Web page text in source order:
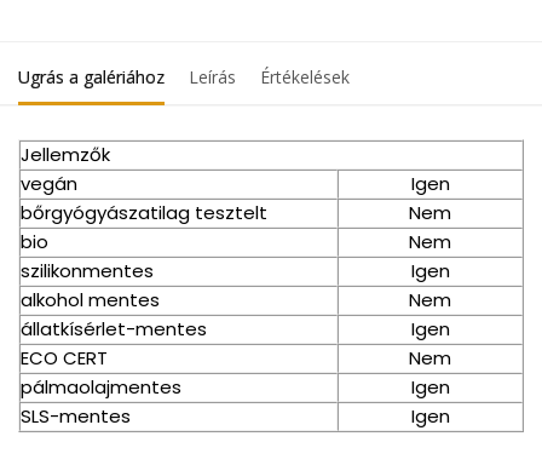
Ugrás a galériához Leírás Értékelések
Jellemzők
vegán
Igen
bőrgyógyászatilag tesztelt
Nem
bio
Nem
szilikonmentes
Igen
alkohol mentes
Nem
állatkísérlet-mentes
Igen
ECO CERT
Nem
pálmaolajmentes
Igen
SLS-mentes
Igen